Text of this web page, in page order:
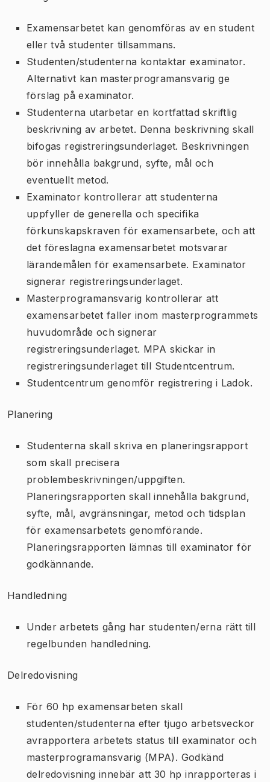
Examensarbetet kan genomföras av en student
eller två studenter tillsammans.
Studenten/studenterna kontaktar examinator.
Alternativt kan masterprogramansvarig ge
förslag på examinator.
Studenterna utarbetar en kortfattad skriftlig
beskrivning av arbetet. Denna beskrivning skall
bifogas registreringsunderlaget. Beskrivningen
bör innehålla bakgrund, syfte, mål och
eventuellt metod.
Examinator kontrollerar att studenterna
uppfyller de generella och specifika
förkunskapskraven för examensarbete, och att
det föreslagna examensarbetet motsvarar
lärandemålen för examensarbete. Examinator
signerar registreringsunderlaget.
Masterprogramansvarig kontrollerar att
examensarbetet faller inom masterprogrammets
huvudområde och signerar
registreringsunderlaget. MPA skickar in
registreringsunderlaget till Studentcentrum.
Studentcentrum genomför registrering i Ladok.
Planering
Studenterna skall skriva en planeringsrapport
som skall precisera
problembeskrivningen/uppgiften.
Planeringsrapporten skall innehålla bakgrund,
syfte, mål, avgränsningar, metod och tidsplan
för examensarbetets genomförande.
Planeringsrapporten lämnas till examinator för
godkännande.
Handledning
Under arbetets gång har studenten/erna rätt till
regelbunden handledning.
Delredovisning
För 60 hp examensarbeten skall
studenten/studenterna efter tjugo arbetsveckor
avrapportera arbetets status till examinator och
masterprogramansvarig (MPA). Godkänd
delredovisning innebär att 30 hp inrapporteras i